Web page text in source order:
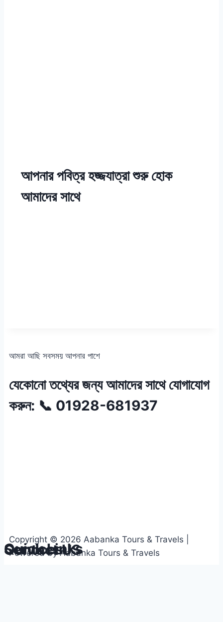
আপনার পবিত্রহজ্জযাত্রা শুরু হোক
আমাদের সাথে
আমরা আছি সবসময় আপনার পাশে
যেকোনো তথ্যের জন্য আমাদের সাথে যোগাযোগ
করুন: 📞 01928-681937
Quick Links
Services
Contact US
Copyright © 2026 Aabanka Tours & Travels |
Powered by Aabanka Tours & Travels